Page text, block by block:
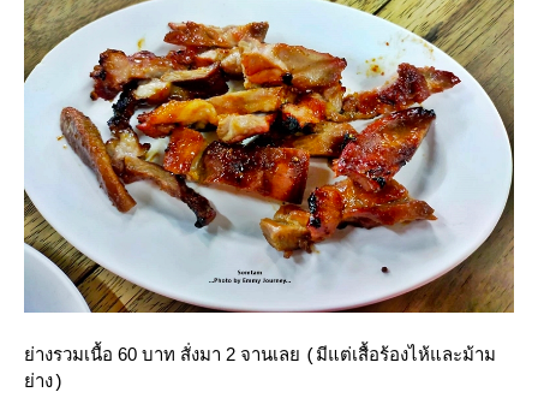
่างรวมเนื้อ 60 บาท สั่งมา 2 จานเล (มีแต่เสื้อร้องไห้และม้าม
่าง)